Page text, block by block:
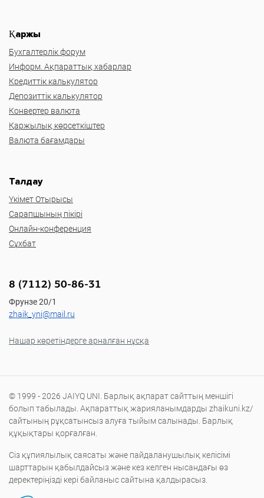
Қаржы
Бухгалтерлік форум
Информ. Ақпараттық хабарлар
Кредиттік калькулятор
Депозиттік калькулятор
Конвертер валюта
Қаржылық көрсеткіштер
Валюта бағамдары
Талдау
Үкімет Отырысы
Сарапшының пікірі
Онлайн-конференция
Сұхбат
8 (7112) 50-86-31
Фрунзе 20/1
zhaik_yni@mail.ru
Нашар көретіндерге арналған нұсқа
© 1999 - 2026 JAIYQ UNI. Барлық ақпарат сайттың меншігі
болып табылады. Ақпараттық жарияланымдарды zhaikuni.kz/
сайтының рұқсатынсыз алуға тыйым салынады. Барлық
құқықтары қорғалған.
Сіз құпиялылық саясаты және пайдаланушылық келісімі
шарттарын қабылдайсыз және кез келген нысандағы өз
деректеріңізді кері байланыс сайтына қалдырасыз.